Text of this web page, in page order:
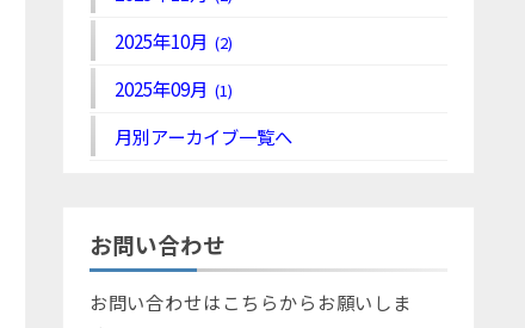
2025年10月 (2)
2025年09月 (1)
月別アーカイブ一覧へ
お問い合わせ
お問い合わせはこちらからお願いしま